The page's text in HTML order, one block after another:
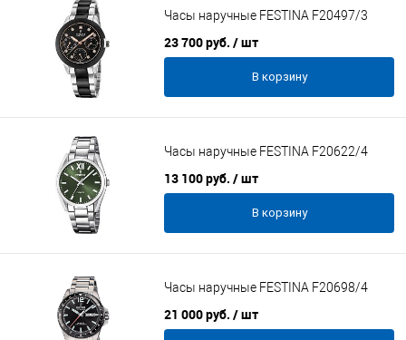
Часы наручные FESTINA F20497/3
23 700 руб. / шт
В корзину
Часы наручные FESTINA F20622/4
13 100 руб. / шт
В корзину
Часы наручные FESTINA F20698/4
21 000 руб. / шт